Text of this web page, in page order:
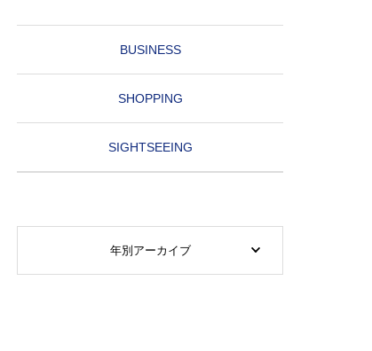
BUSINESS
SHOPPING
SIGHTSEEING
年別アーカイブ